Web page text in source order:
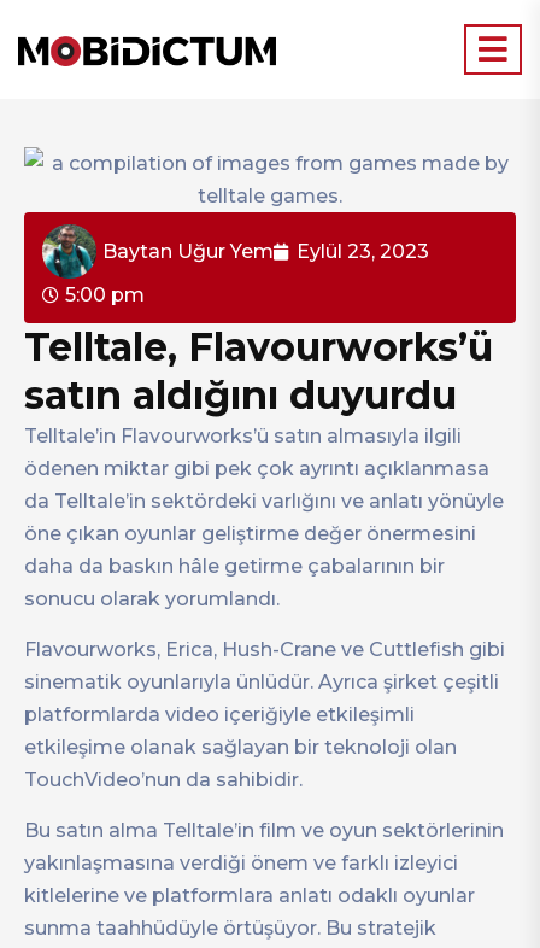
Baytan Uğur Yem
Eylül 23, 2023
5:00 pm
Telltale, Flavourworks’ü
satın aldığını duyurdu
Telltale’in Flavourworks’ü satın almasıyla ilgili
ödenen miktar gibi pek çok ayrıntı açıklanmasa
da Telltale’in sektördeki varlığını ve anlatı yönüyle
öne çıkan oyunlar geliştirme değer önermesini
daha da baskın hâle getirme çabalarının bir
sonucu olarak yorumlandı.
Flavourworks, Erica, Hush-Crane ve Cuttlefish gibi
sinematik oyunlarıyla ünlüdür. Ayrıca şirket çeşitli
platformlarda video içeriğiyle etkileşimli
etkileşime olanak sağlayan bir teknoloji olan
TouchVideo’nun da sahibidir.
Bu satın alma Telltale’in film ve oyun sektörlerinin
yakınlaşmasına verdiği önem ve farklı izleyici
kitlelerine ve platformlara anlatı odaklı oyunlar
sunma taahhüdüyle örtüşüyor. Bu stratejik